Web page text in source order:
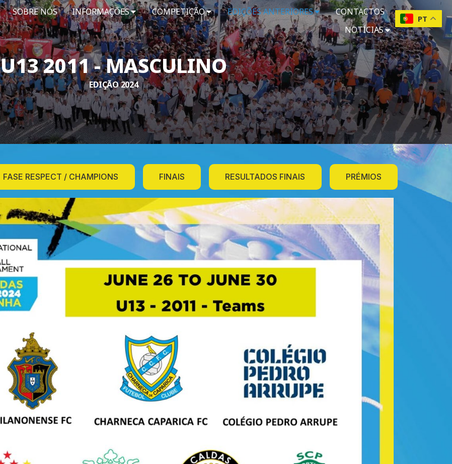
SOBRE NÓS INFORMAÇÕES COMPETIÇÃO EDIÇÕES ANTERIORES
CONTACTOS
NOTÍCIAS
U13 2011 - MASCULINO
EDIÇÃO 2024
FASE RESPECT / CHAMPIONS FINAIS RESULTADOS FINAIS PRÉMIOS
PT